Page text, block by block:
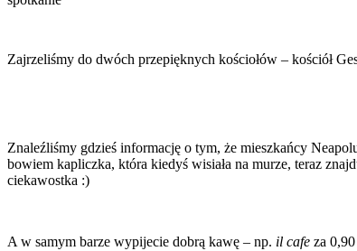
Zajrzeliśmy do dwóch przepięknych kościołów – kościół
Znaleźliśmy gdzieś informację o tym, że mieszkańcy
bowiem kapliczka, która kiedyś wisiała na murze, teraz
ciekawostka :)
A w samym barze wypijecie dobrą kawę – np. il cafe za